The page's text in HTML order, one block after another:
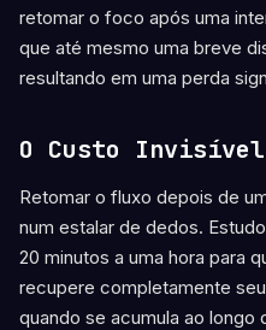
retomar o foco após uma
que até mesmo uma breve
resultando em uma perda
O Custo
Retomar o fluxo depois de
num estalar de dedos.
20 minutos a uma hora para
recupere completamente
quando se acumula ao longo